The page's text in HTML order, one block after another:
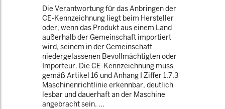
Die Verantwortung für das Anbringen der
CE-Kennzeichnung liegt beim Hersteller
oder, wenn das Produkt aus einem Land
außerhalb der Gemeinschaft importiert
wird, seinem in der Gemeinschaft
niedergelassenen Bevollmächtigten oder
Importeur. Die CE-Kennzeichnung muss
gemäß Artikel 16 und Anhang I Ziffer 1.7.3
Maschinenrichtlinie erkennbar, deutlich
lesbar und dauerhaft an der Maschine
angebracht sein. ...